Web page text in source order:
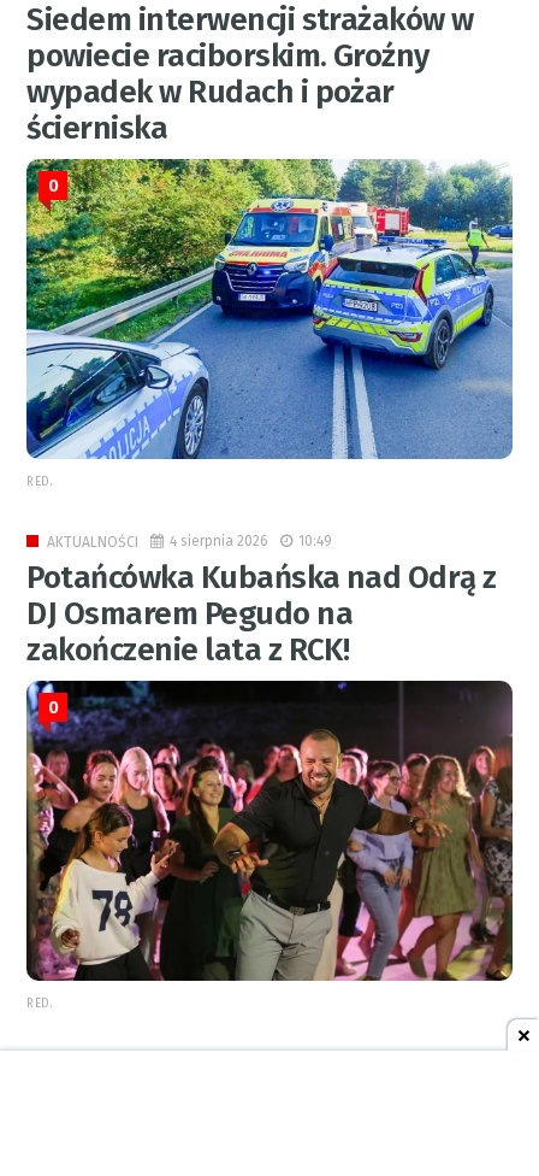
Siedem interwencji strażaków w
powiecie raciborskim. Groźny
wypadek w Rudach i pożar
ścierniska
0
RED.
AKTUALNOŚCI 4 sierpnia 2026 10:49
Potańcówka Kubańska nad Odrą z
DJ Osmarem Pegudo na
zakończenie lata z RCK!
0
RED.